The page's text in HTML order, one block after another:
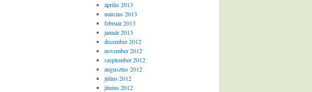
április 2013
március 2013
február 2013
január 2013
december 2012
november 2012
szeptember 2012
augusztus 2012
július 2012
június 2012